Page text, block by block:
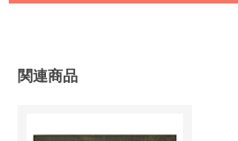
関連商品